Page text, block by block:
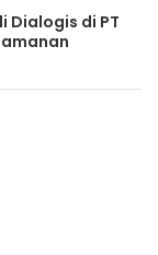
Dialogis di PT